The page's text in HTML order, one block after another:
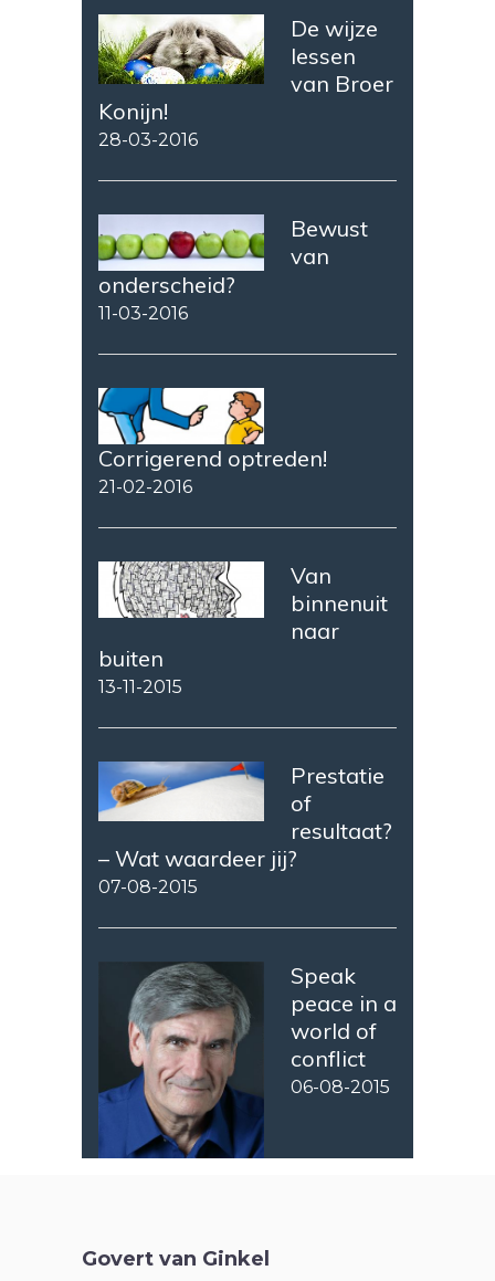
De wijze
lessen
van Broer
Konijn!
28-03-2016
Bewust
van
onderscheid?
11-03-2016
Corrigerend optreden!
21-02-2016
Van
binnenuit
naar
buiten
13-11-2015
Prestatie
of
resultaat?
– Wat waardeer jij?
07-08-2015
Speak
peace in a
world of
conflict
06-08-2015
Govert van Ginkel